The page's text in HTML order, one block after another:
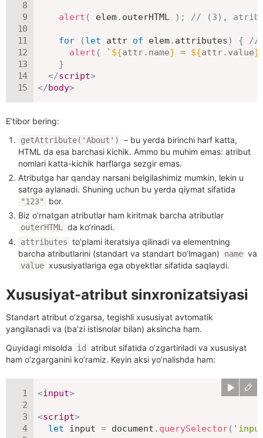
alert ( elem. outerHTML ) ; // (3),
for (let attr of elem. attributes) {
//
alert ( ` ${attr. name} = ${attr. value}
}
</script>
</body>
E’tibor bering:
getAttribute('About')
– bu yerda birinchi harf katta,
HTML da esa barchasi kichik. Ammo bu muhim emas: atribut
nomlari katta-kichik harflarga sezgir emas.
Atributga har qanday narsani belgilashimiz mumkin, lekin u
satrga aylanadi. Shuning uchun bu yerda qiymat sifatida
"123"
bor.
Biz o’rnatgan atributlar ham kiritmak barcha atributlar
outerHTML da ko’rinadi.
attributes to’plami iteratsiya qilinadi va elementning
barcha atributlarini (standart va standart bo’lmagan)
name va
value xususiyatlariga ega obyektlar sifatida saqlaydi.
Xususiyat-atribut sinxronizatsiyasi
Standart atribut o’zgarsa, tegishli xususiyat avtomatik
yangilanadi va (ba’zi istisnolar bilan) aksincha ham.
Quyidagi misolda
id atribut sifatida o’zgartiriladi va xususiyat
ham o’zgarganini ko’ramiz. Keyin aksi yo’nalishda ham:
<input>
<script>
let input = document . querySelector(